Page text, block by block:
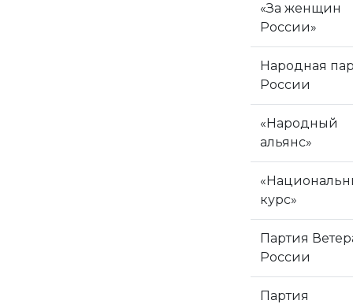
«За женщин
России»
Народная
России
«Народный
альянс»
курс»
Партия
России
Партия